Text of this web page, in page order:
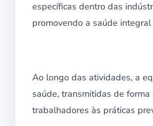
específicas dentro das
promovendo a saúde integral
Ao longo das atividades, a
saúde, transmitidas de
trabalhadores às práticas